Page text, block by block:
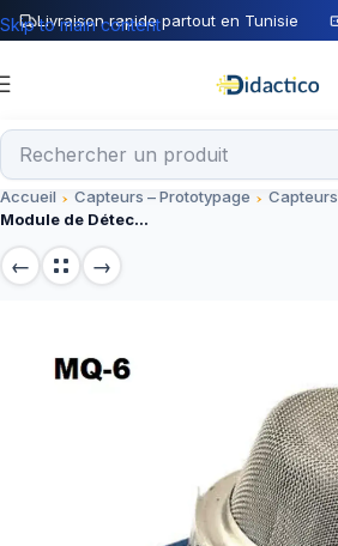
Livraison rapide partout en Tunisie
Skip to main content
Accueil Capteurs – Prototypage Capteurs
Module de Détecteur de Gaz MQ-6 MQ6